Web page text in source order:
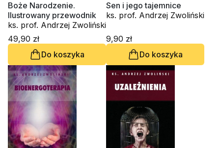
Boże Narodzenie.
Ilustrowany przewodnik
ks. prof. Andrzej Zwoliński
49,90 zł
Do koszyka
Sen i jego tajemnice
ks. prof. Andrzej Zwoliński
9,90 zł
Do koszyka